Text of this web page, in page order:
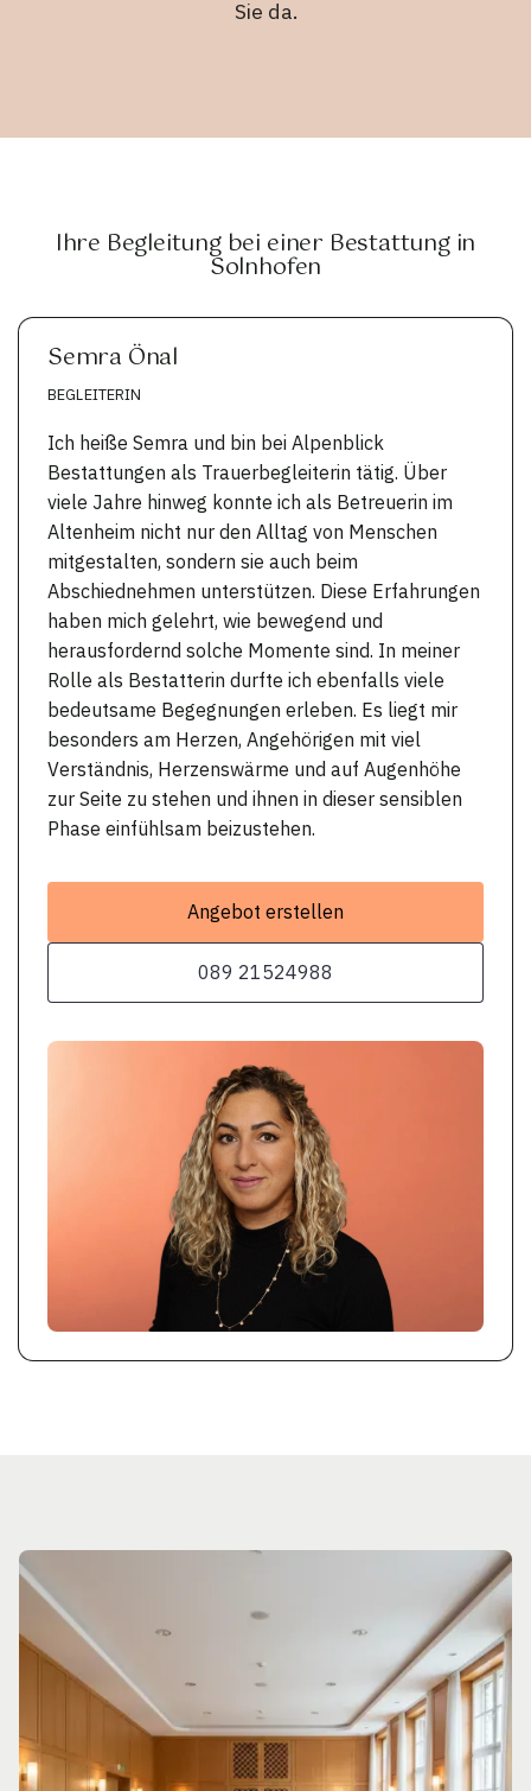
Sie da.
Ihre Begleitung bei einer Bestattung in
Solnhofen
Semra Önal
BEGLEITERIN
Ich heiße Semra und bin bei Alpenblick
Bestattungen als Trauerbegleiterin tätig. Über
viele Jahre hinweg konnte ich als Betreuerin im
Altenheim nicht nur den Alltag von Menschen
mitgestalten, sondern sie auch beim
Abschiednehmen unterstützen. Diese Erfahrungen
haben mich gelehrt, wie bewegend und
herausfordernd solche Momente sind. In meiner
Rolle als Bestatterin durfte ich ebenfalls viele
bedeutsame Begegnungen erleben. Es liegt mir
besonders am Herzen, Angehörigen mit viel
Verständnis, Herzenswärme und auf Augenhöhe
zur Seite zu stehen und ihnen in dieser sensiblen
Phase einfühlsam beizustehen.
Angebot erstellen
089 21524988